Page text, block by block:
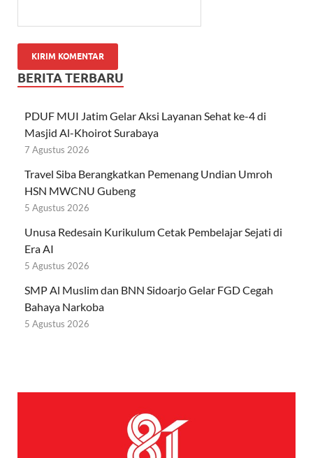
BERITA TERBARU
PDUF MUI Jatim Gelar Aksi Layanan Sehat ke-4 di
Masjid Al-Khoirot Surabaya
7 Agustus 2026
Travel Siba Berangkatkan Pemenang Undian Umroh
HSN MWCNU Gubeng
5 Agustus 2026
Unusa Redesain Kurikulum Cetak Pembelajar Sejati di
Era AI
5 Agustus 2026
SMP Al Muslim dan BNN Sidoarjo Gelar FGD Cegah
Bahaya Narkoba
5 Agustus 2026